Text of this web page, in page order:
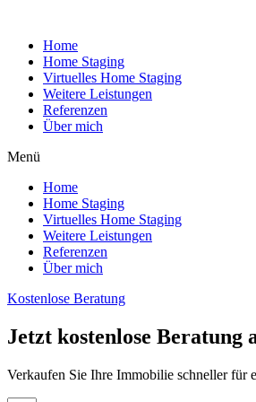
Home
Home Staging
Virtuelles Home Staging
Weitere Leistungen
Referenzen
Über mich
Menü
Home
Home Staging
Virtuelles Home Staging
Weitere Leistungen
Referenzen
Über mich
Kostenlose Beratung
Jetzt kostenlose Beratung
Verkaufen Sie Ihre Immobilie schneller für